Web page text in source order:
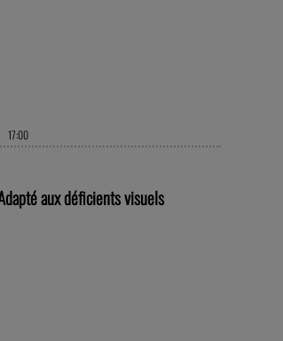
17:00
aux déficients visuels